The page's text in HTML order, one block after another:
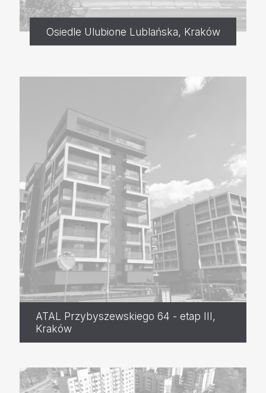
Osiedle Ulubione Lublańska, Kraków
ATAL Przybyszewskiego 64 - etap III,
Kraków